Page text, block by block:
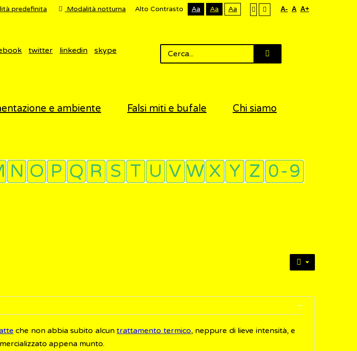
predefinita Modalità notturna Alto Contrasto Aa Aa Aa A- A A+
twitter linkedin skype
e ambiente Falsi miti e bufale Chi siamo
che non abbia subito alcuntrattamento termico, neppure di lieve intensità, e
appena munto.